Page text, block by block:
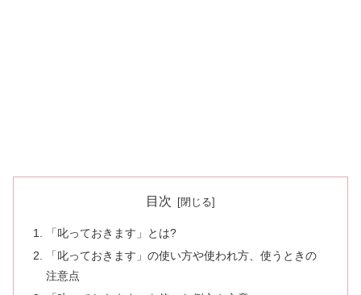
目次
「叱っておきます」とは?
「叱っておきます」の使い方や使われ方、使うときの
注意点